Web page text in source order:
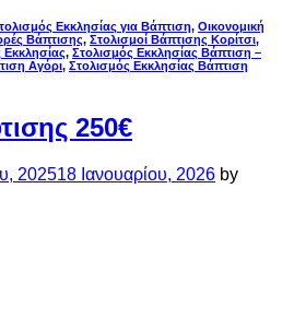
Εκκλησίας για Βάπτιση, Οικονομική
Βάπτισης, Στολισμοί Βάπτισης Κορίτσι,
Εκκλησίας, Στολισμός Εκκλησίας Βάπτιση –
Αγόρι, Στολισμός Εκκλησίας Βάπτιση
250€
202518 Ιανουαρίου, 2026 by